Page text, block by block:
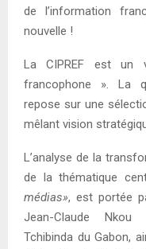
de l’information
nouvelle !
La CIPREF est un
francophone ». La
repose sur une
mêlant vision
L’analyse de la
de la thématique
médias», est portée
Jean-Claude Nkou
Tchibinda du Gabon,